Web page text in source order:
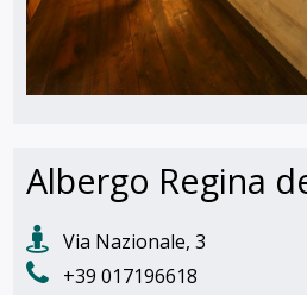
Albergo Regina
Via Nazionale, 3
+39 017196618